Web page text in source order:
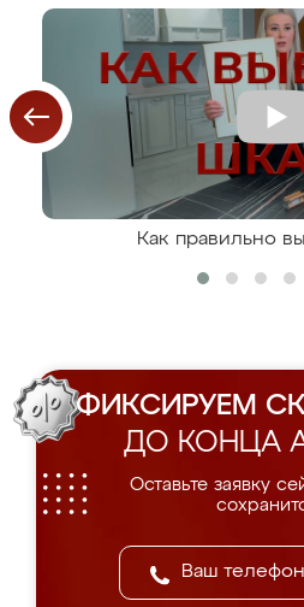
Как правильно
ФИКСИРУЕМ
ДО КОНЦА
Оставьте заявку